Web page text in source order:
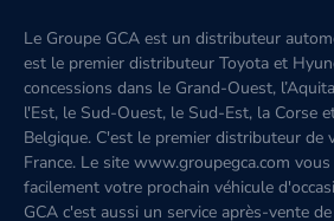
Le Groupe GCA est un distributeur
est le premier distributeur Toyota et
concessions dans le Grand-Ouest,
l'Est, le Sud-Ouest, le Sud-Est, la Corse
Belgique. C'est le premier distributeur de
France. Le site www.groupegca.com
facilement votre prochain véhicule
GCA c'est aussi un service après-vente